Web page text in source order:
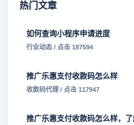
热门文章
如何查询小程序申请进度
行业动态 / 点击 187594
推广乐惠支付收款码怎么样
收款码代理 / 点击 117947
推广乐惠支付收款码怎么样，